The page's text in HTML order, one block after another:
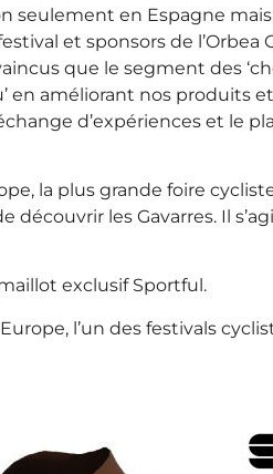
seulement en Espagne
et sponsors de l’Orbea
que le segment des
en améliorant nos
d’expériences et le
la plus grande foire
les Gavarres. Il
exclusif Sportful.
l’un des festivals